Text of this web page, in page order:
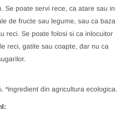
Se poate servi rece, ca atare sau in
de fructe sau legume, sau ca baza
reci. Se poate folosi si ca inlocuitor
reci, gatite sau coapte, dar nu ca
*ingredient din agricultura ecologica.